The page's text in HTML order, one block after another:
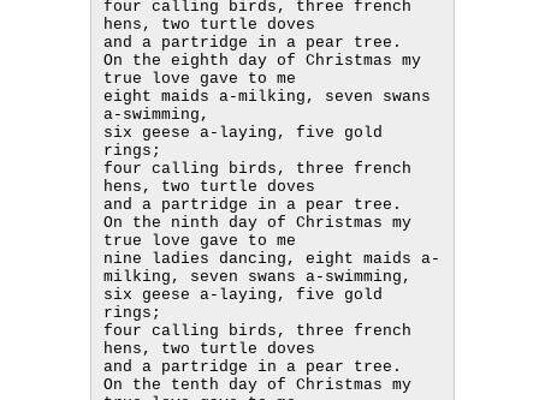
four calling birds, three french
hens, two turtle doves
and a partridge in a pear tree.
On the eighth day of Christmas my
true love gave to me
eight maids a-milking, seven swans
a-swimming,
six geese a-laying, five gold
rings;
four calling birds, three french
hens, two turtle doves
and a partridge in a pear tree.
On the ninth day of Christmas my
true love gave to me
nine ladies dancing, eight maids a-
milking, seven swans a-swimming,
six geese a-laying, five gold
rings;
four calling birds, three french
hens, two turtle doves
and a partridge in a pear tree.
On the tenth day of Christmas my